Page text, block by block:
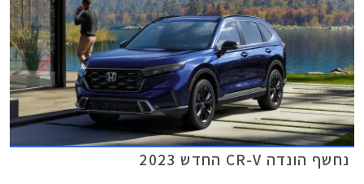
נחשף הונדה CR-V החדש 2023